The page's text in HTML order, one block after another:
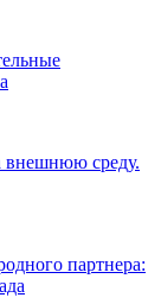
внешнюю среду.
партнера: